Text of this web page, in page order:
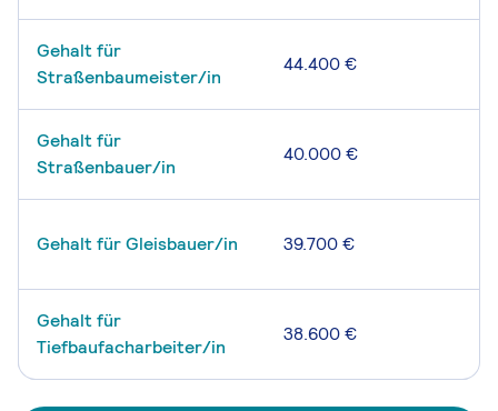
Gehalt für
Straßenbaumeister/in
44.400 €
Gehalt für
Straßenbauer/in
40.000 €
Gehalt für Gleisbauer/in 39.700 €
Gehalt für
Tiefbaufacharbeiter/in
38.600 €